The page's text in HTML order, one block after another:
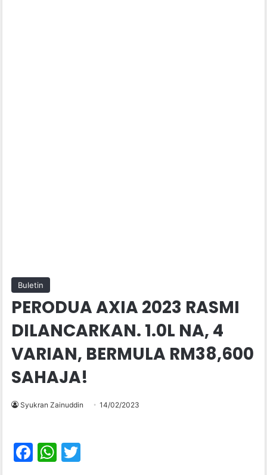
Buletin
PERODUA AXIA 2023 RASMI
DILANCARKAN. 1.0L NA, 4
VARIAN, BERMULA RM38,600
SAHAJA!
Syukran Zainuddin 14/02/2023
F
W